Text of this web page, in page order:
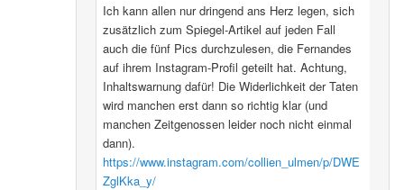
Ich kann allen nur dringend ans Herz legen, sich
zusätzlich zum Spiegel-Artikel auf jeden Fall
auch die fünf Pics durchzulesen, die Fernandes
auf ihrem Instagram-Profil geteilt hat. Achtung,
Inhaltswarnung dafür! Die Widerlichkeit der Taten
wird manchen erst dann so richtig klar (und
manchen Zeitgenossen leider noch nicht einmal
dann).
https://www.instagram.com/collien_ulmen/p/DWE
ZglKka_y/